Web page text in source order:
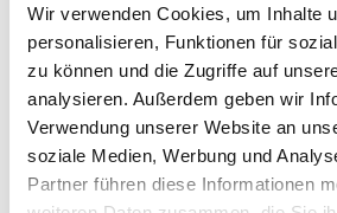
Wir verwenden Cookies, um Inhalte
personalisieren, Funktionen für
zu können und die Zugriffe auf
analysieren. Außerdem geben wir
Verwendung unserer Website an
soziale Medien, Werbung und
Partner führen diese Informationen
33098 Paderborn
E. Hilbig